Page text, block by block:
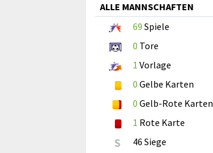
ALLE MANNSCHAFTEN
69 Spiele
0 Tore
1 Vorlage
0 Gelbe Karten
0 Gelb-Rote Karten
1 Rote Karte
S 46 Siege